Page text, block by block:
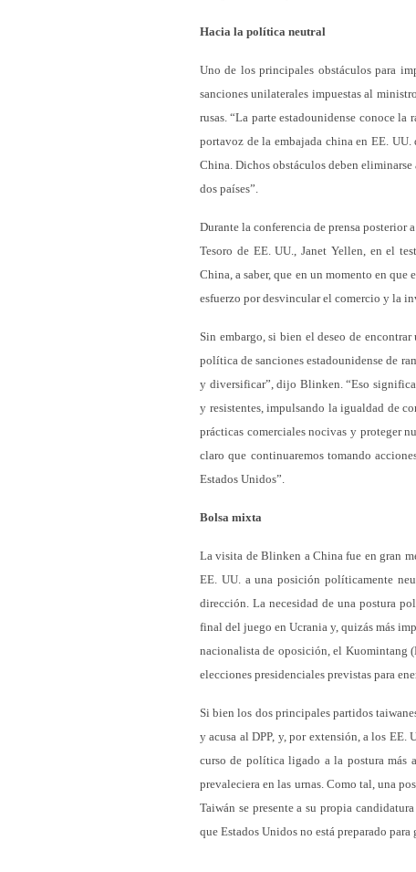
Hacia la política neutral
Uno de los principales obstáculos para
sanciones unilaterales impuestas al
rusas. “La parte estadounidense conoce
portavoz de la embajada china en EE.
China. Dichos obstáculos deben
dos países”.
Durante la conferencia de prensa
Tesoro de EE. UU., Janet Yellen, en el
China, a saber, que en un momento en
esfuerzo por desvincular el comercio y la
Sin embargo, si bien el deseo de
política de sanciones estadounidense de
y diversificar”, dijo Blinken. “Eso significa
y resistentes, impulsando la igualdad de
prácticas comerciales nocivas y proteger
claro que continuaremos tomando
Estados Unidos”.
Bolsa mixta
La visita de Blinken a China fue en gran
EE. UU. a una posición políticamente
dirección. La necesidad de una postura
final del juego en Ucrania y, quizás más
nacionalista de oposición, el Kuomintang
elecciones presidenciales previstas para
Si bien los dos principales partidos
y acusa al DPP, y, por extensión, a los
curso de política ligado a la postura más
prevaleciera en las urnas. Como tal, una
Taiwán se presente a su propia
que Estados Unidos no está preparado para